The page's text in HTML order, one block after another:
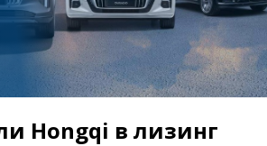
Hongqi в лизинг